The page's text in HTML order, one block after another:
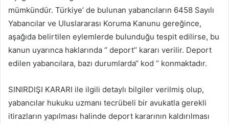
mümkündür. Türkiye’ de bulunan yabancıların 6458 Sayılı
Yabancılar ve Uluslararası Koruma Kanunu gereğince,
aşağıda belirtilen eylemlerde bulunduğu tespit edilirse, bu
kanun uyarınca haklarında ‘’ deport’’ kararı verilir. Deport
edilen yabancılara, bazı durumlarda‘’ kod ‘’ konmaktadır.
SINIRDIŞI KARARI ile ilgili detaylı bilgiler verilmiş olup,
yabancılar hukuku uzmanı tecrübeli bir avukatla gerekli
itirazların yapılması halinde deport kararının kaldırılması